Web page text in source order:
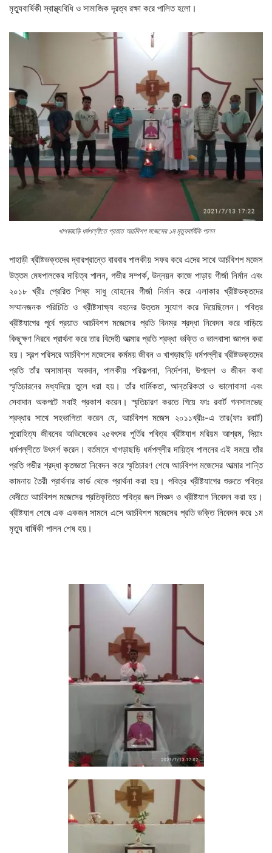
মৃত্যুবার্ষিকী স্বাস্থ্যবিধি ও সামাজিক দূরত্ব রক্ষা করে পালিত হলো।
খাগড়াছড়ি ধর্মপল্লীতে প্রয়াত আর্চবিশপ মজেসের ১ম মৃত্যুবার্ষিকি পালন
পাহাড়ী খ্রীষ্টভক্তদের দ্বারপ্রান্তে বারবার পালকীয় সফর করে এদের সাথে আর্চবিশপ মজেস
উত্তম মেষপালকের দায়িত্ব পালন, গভীর সম্পর্ক, উন্নয়ন কাজে পাড়ায় গীর্জা নির্মান এবং
২০১৮ খ্রীঃ প্রেরিত শিষ্য সাধু যোহনের গীর্জা নির্মান করে এলাকার খ্রীষ্টভক্তদের
সম্মানজনক পরিচিতি ও খ্রীষ্টসাক্ষ্য বহনের উত্তম সুযোগ করে দিয়েছিলেন। পবিত্র
খ্রীষ্টযাগের পূর্বে প্রয়াত আর্চবিশপ মজেসের প্রতি বিনম্র শ্রদ্ধা নিবেদন করে দাড়িয়ে
কিছুক্ষণ নিরবে প্রার্থনা করে তার বিদেহী আত্মার প্রতি শ্রদ্ধা ভক্তি ও ভালবাসা জ্ঞাপন করা
হয়। স্বল্প পরিসরে আর্চবিশপ মজেসের কর্মময় জীবন ও খাগড়াছড়ি ধর্মপল্লীর খ্রীষ্টভক্তদের
প্রতি তাঁর অসামান্য অবদান, পালকীয় পরিকল্পনা, নির্দেশনা, উপদেশ ও জীবন কথা
স্মৃতিচারনের মধ্যদিয়ে তুলে ধরা হয়। তাঁর ধার্মিকতা, আন্তরিকতা ও ভালোবাসা এবং
সেবাদান অকপটে সবাই প্রকাশ করেন। স্মৃতিচারণ করতে গিয়ে ফাঃ রবার্ট গনসালভেছ
শ্রদ্ধার সাথে সহভাগিতা করেন যে, আর্চবিশপ মজেস ২০১১খ্রীঃ-এ তার(ফাঃ রবার্ট)
পুরোহিত্য জীবনের অভিষেকের ২৫বৎসর পূর্তির পবিত্র খ্রীষ্টযাগ মরিয়ম আশ্রম, দিয়াং
ধর্মপল্লীতে উৎসর্গ করেন। বর্তমানে খাগড়াছড়ি ধর্মপল্লীর দায়িত্ব পালনের এই সময়ে তাঁর
প্রতি গভীর শ্রদ্ধা কৃতজ্ঞতা নিবেদন করে স্মৃতিচারণ শেষে আর্চবিশপ মজেসের আত্মার শান্তি
কামনায় তৈরী প্রার্থনার কার্ড থেকে প্রার্থনা করা হয়। পবিত্র খ্রীষ্টযাগের শুরুতে পবিত্র
বেদীতে আর্চবিশপ মজেসের প্রতিকৃতিতে পবিত্র জল সিঞ্চন ও খ্রীষ্টযাগ নিবেদন করা হয়।
খ্রীষ্টযাগ শেষে এক একজন সামনে এসে আর্চবিশপ মজেসের প্রতি ভক্তি নিবেদন করে ১ম
মৃত্যু বার্ষিকী পালন শেষ হয়।